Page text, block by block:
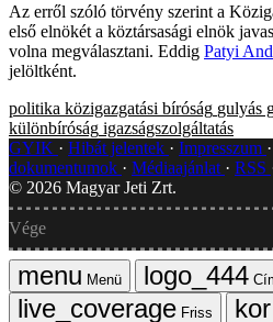
Az erről szóló törvény szerint a
első elnökét a köztársasági elnök
volna megválasztani. Eddig Patyi
jelöltként.
politika közigazgatási bíróság gulyás
különbíróság igazságszolgáltatás
GYIK
Hibát jelentek Impresszum
dokumentumok
Médiaajánlat RSS
© 2026 Magyar Jeti Zrt.
Vége
Menü
Friss